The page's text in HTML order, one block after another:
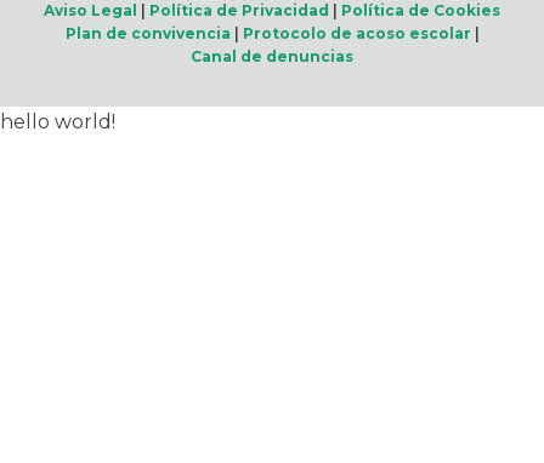
Aviso Legal
Política de Privacidad
Política de Cookies
Plan de convivencia
Protocolo de acoso escolar
Canal de denuncias
hello world!